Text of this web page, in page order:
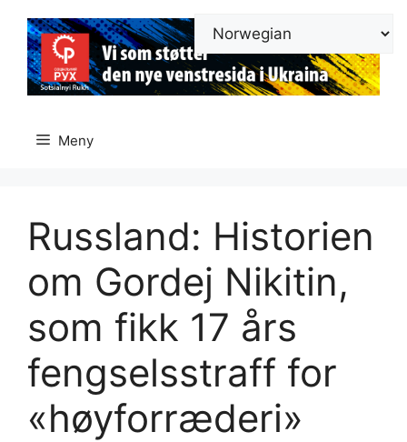
innhold
Meny
Russland: Historien
om Gordej Nikitin,
som fikk 17 års
fengselsstraff for
«høyforræderi»